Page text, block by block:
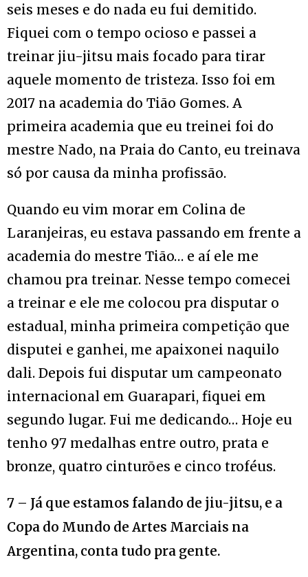
seis meses e do nada eu fui demitido.
Fiquei com o tempo ocioso e passei a
treinar jiu-jitsu mais focado para tirar
aquele momento de tristeza. Isso foi em
2017 na academia do Tião Gomes. A
primeira academia que eu treinei foi do
mestre Nado, na Praia do Canto, eu treinava
só por causa da minha profissão.
Quando eu vim morar em Colina de
Laranjeiras, eu estava passando em frente a
academia do mestre Tião… e aí ele me
chamou pra treinar. Nesse tempo comecei
a treinar e ele me colocou pra disputar o
estadual, minha primeira competição que
disputei e ganhei, me apaixonei naquilo
dali. Depois fui disputar um campeonato
internacional em Guarapari, fiquei em
segundo lugar. Fui me dedicando… Hoje eu
tenho 97 medalhas entre outro, prata e
bronze, quatro cinturões e cinco troféus.
7 – Já que estamos falando de jiu-jitsu, e a
Copa do Mundo de Artes Marciais na
Argentina, conta tudo pra gente.